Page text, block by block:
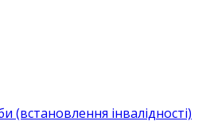
інвалідності)